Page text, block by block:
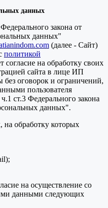
данных
закона от
данных"
(далее - Сайт)
политикой
согласие на обработку своих
сайта в лице ИП
оговорок и ограничений,
пользователя
ст.3 Федерального закона
данных".
обработку которых
на осуществление со
данными следующих